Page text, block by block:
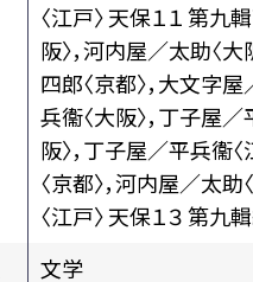
〈江戸〉 天保１１ 第
阪〉，河内屋／太助〈
四郎〈京都〉，大文字
兵衞〈大阪〉，丁子屋
阪〉，丁子屋／平兵衞
〈京都〉，河内屋／太
〈江戸〉 天保１３ 第九
文学